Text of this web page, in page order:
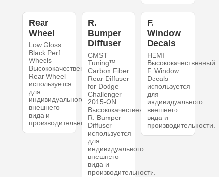
Rear
Wheel
Low Gloss
Black Perf
Wheels
Высококачественный
Rear Wheel
используется
для
индивидуального
внешнего
вида и
производительности.
R.
Bumper
Diffuser
CMST
Tuning™
Carbon Fiber
Rear Diffuser
for Dodge
Challenger
2015-ON
Высококачественный
R. Bumper
Diffuser
используется
для
индивидуального
внешнего
вида и
производительности.
F.
Window
Decals
HEMI
Высококачественный
F. Window
Decals
используется
для
индивидуального
внешнего
вида и
производительности.